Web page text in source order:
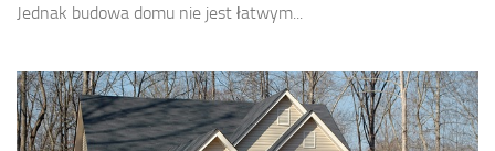
Jednak budowa domu nie jest łatwym...